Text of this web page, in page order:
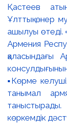
Қастеев
Ұлттық өнер
ашылуы өтеді.
Армения
қаласындағы
▪️Көрме
танымал
көркемдік